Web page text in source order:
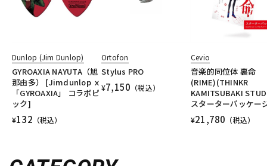
Dunlop (Jim Dunlop)
GYROAXIA NAYUTA（旭
那由多） [Jimdunlop ｘ
「GYROAXIA」 コラボピ
ック]
¥132 （税込）
Ortofon
Stylus PRO
¥7,150 （税込）
Cevio
音楽的同位体 裏命
(RIME)(THINKR
KAMITSUBAKI
スターターパッケー
¥21,780 （税込）